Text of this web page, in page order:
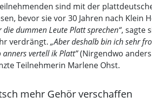
sind mit der
bevor sie vor 30 Jahren nach Klein
die dummen Leute Platt sprechen“, sagte
verdrängt. „Aber deshalb bin ich sehr
anners vertell ik Platt”(Nirgendwo
Teilnehmerin Marlene Ohst.
mehr Gehör verschaffen